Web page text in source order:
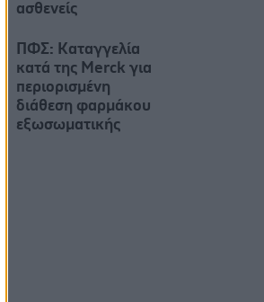
ασθενείς
ΠΦΣ: Καταγγελία
κατά της Merck για
περιορισμένη
διάθεση φαρμάκου
εξωσωματικής